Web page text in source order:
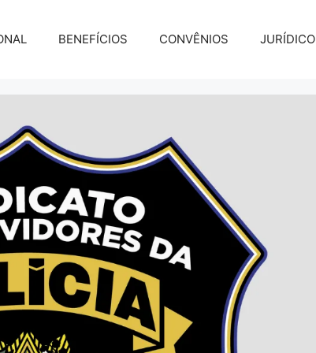
BENEFÍCIOS CONVÊNIOS JURÍDICO